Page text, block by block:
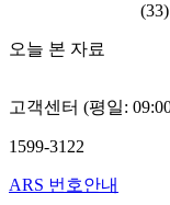
(33)
오늘 본 자료
고객센터 (평일:
1599-3122
ARS 번호안내